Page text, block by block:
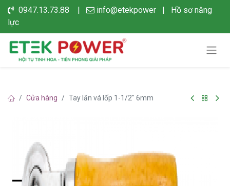
0947.13.73.88 | info@etekpower |
Hồ sơ năng
lực
Cửa hàng Tay lăn vá lốp 1-1/2" 6mm